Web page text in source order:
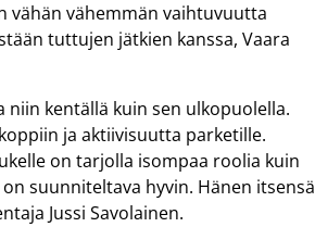
vähän vähemmän vaihtuvuutta
tuttujen jätkien kanssa, Vaara
niin kentällä kuin sen ulkopuolella.
ja aktiivisuutta parketille.
on tarjolla isompaa roolia kuin
suunniteltava hyvin. Hänen itsensä
Jussi Savolainen.